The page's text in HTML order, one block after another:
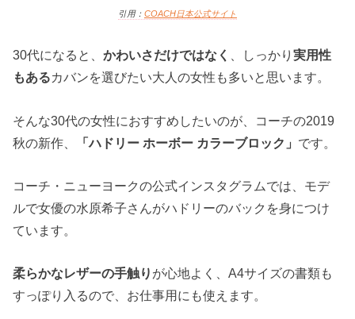
引用： COACH日本公式サイト
30代になると、かわいさだけではなく 、しっかり実用性
もあるカバンを選びたい大人の女性も多いと思います。
そんな30代の女性におすすめしたいのが、コーチの2019
秋の新作、
「ハドリー ホーボー カラーブロック」 です。
コーチ・ニューヨークの公式インスタグラムでは、モデ
ルで女優の水原希子さんがハドリーのバックを身につけ
ています。
柔らかなレザーの手触り が心地よく、A4サイズの書類も
すっぽり入るので、お仕事用にも使えます。